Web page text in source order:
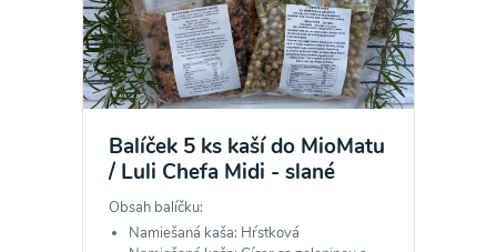
Balíček 5 ks kaší do MioMatu
/ Luli Chefa Midi - slané
Obsah balíčku:
Namiešaná kaša: Hŕstková